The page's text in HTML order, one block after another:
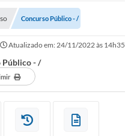
Concurso Público - /
Atualizado em: 24/11/2022 às 14h35
Público - /